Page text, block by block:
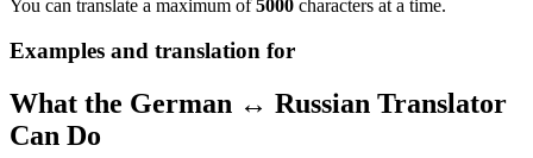
You can translate a maximum of5000 characters at a time.
Examples and translation for
What the German ↔ Russian Translator
Can Do